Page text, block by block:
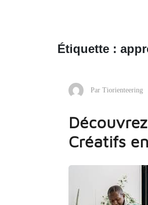
Étiquette :
Par Tiorienteering
Créatifs